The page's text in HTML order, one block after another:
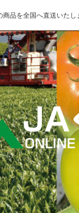
品を全国へ直送いたし